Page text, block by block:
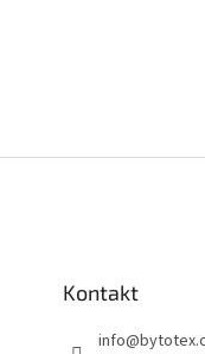
Kontakt
info@